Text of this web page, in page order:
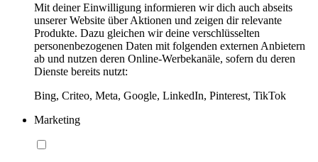
Mit deiner Einwilligung informieren wir dich auch abseits
unserer Website über Aktionen und zeigen dir relevante
Produkte. Dazu gleichen wir deine verschlüsselten
personenbezogenen Daten mit folgenden externen Anbietern
ab und nutzen deren Online-Werbekanäle, sofern du deren
Dienste bereits nutzt:
Bing, Criteo, Meta, Google, LinkedIn, Pinterest, TikTok
Marketing